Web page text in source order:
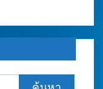
ค้นหา